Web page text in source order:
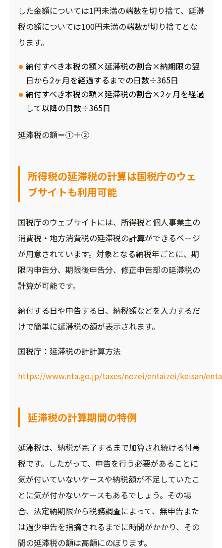
した金額については1円未満の端数を切り捨て、延滞
税の額については100円未満の端数が切り捨てとな
ります。
納付すべき本税の額×延滞税の割合×納期限の翌
日から2ヶ月を経過するまでの日数÷365日
納付すべき本税の額×延滞税の割合×2ヶ月を経過
して以降の日数÷365日
延滞税の額＝①＋②
所得税の延滞税の計算は国税庁のウェ
ブサイトも利用可能
国税庁のウェブサイトには、所得税と個人事業主の
消費税・地方消費税の延滞税の計算ができるページ
が用意されています。対象となる納税年ごとに、期
限内申告分、期限後申告分、修正申告部の延滞税の
計算が可能です。
納付する日や申告する日、納税額などを入力するだ
けで簡単に延滞税の額が表示されます。
国税庁：延滞税の計計算方法
https://www.nta.go.jp/taxes/nozei/entaizei/keisan/
延滞税の計算期間の特例
延滞税は、納税が完了するまで加算され続ける付帯
税です。したがって、申告を行う必要があることに
気が付いていないケースや納税額が不足していたこ
とに気が付かないケースもあるでしょう。その場
合、法定納期限から税務調査によって、無申告また
は過少申告を指摘されるまでに時間がかかり、その
間の延滞税の額は高額にのぼります。